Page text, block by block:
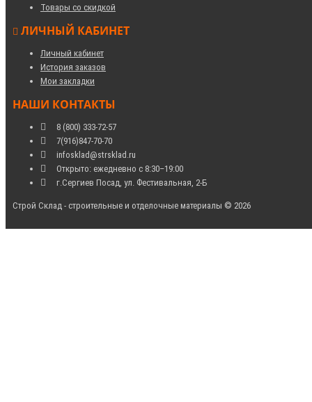
Товары со скидкой
ЛИЧНЫЙ КАБИНЕТ
Личный кабинет
История заказов
Мои закладки
НАШИ КОНТАКТЫ
8 (800) 333-72-57
7(916)847-70-70
infosklad@strsklad.ru
Открыто: ежедневно с 8:30–19:00
г.Сергиев Посад, ул. Фестивальная, 2-Б
Строй Склад - строительные и отделочные материалы © 2026